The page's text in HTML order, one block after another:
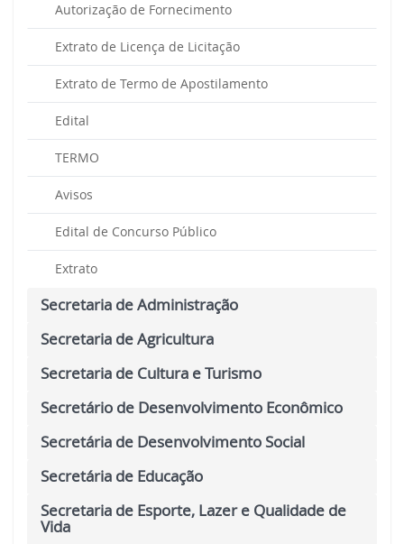
Autorização de Fornecimento
Extrato de Licença de Licitação
Extrato de Termo de Apostilamento
Edital
TERMO
Avisos
Edital de Concurso Público
Extrato
Secretaria de Administração
Secretaria de Agricultura
Secretaria de Cultura e Turismo
Secretário de Desenvolvimento Econômico
Secretária de Desenvolvimento Social
Secretária de Educação
Secretaria de Esporte, Lazer e Qualidade de
Vida